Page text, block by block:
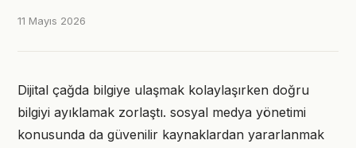
11 Mayıs 2026
Dijital çağda bilgiye ulaşmak kolaylaşırken doğru
bilgiyi ayıklamak zorlaştı. sosyal medya yönetimi
konusunda da güvenilir kaynaklardan yararlanmak